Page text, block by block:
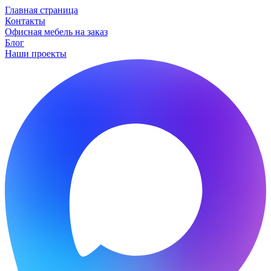
Главная страница
Контакты
Офисная мебель на заказ
Блог
Наши проекты